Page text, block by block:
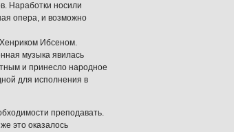
Наработки носили
опера, и возможно
Ибсеном.
музыка явилась
и принесло народное
для исполнения в
преподавать.
это оказалось